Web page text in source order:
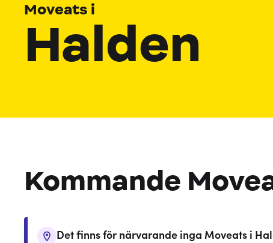
Moveats i
Halden
Kommande
Det finns för närvarande inga Moveats i